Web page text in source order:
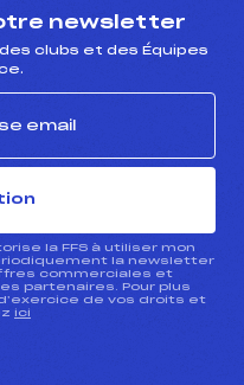
newsletter
clubs et des Équipes
la FFS à utiliser mon
la newsletter
commerciales et
partenaires. Pour plus
de vos droits et
ici